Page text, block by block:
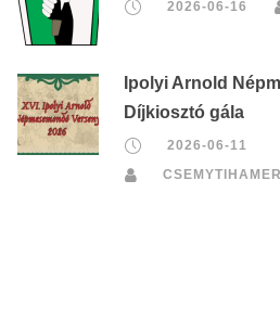
2026-06-16
Ipolyi Arnold
Díjkiosztó gála
2026-06-11
CSEMYTIHAMER